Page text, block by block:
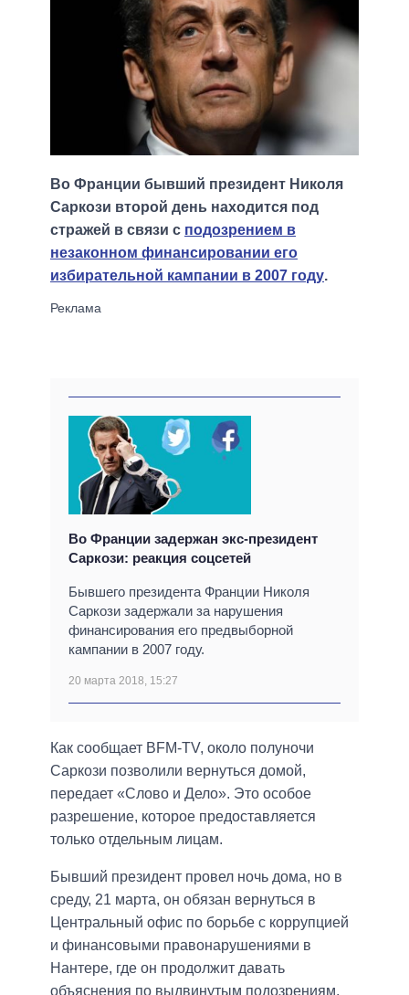
Во Франции бывший президент Николя
Саркози второй день находится под
стражей в связи с подозрением в
незаконном финансировании его
избирательной кампании в 2007 году.
Во Франции задержан экс-президент
Саркози: реакция соцсетей
Бывшего президента Франции Николя
Саркози задержали за нарушения
финансирования его предвыборной
кампании в 2007 году.
20 марта 2018, 15:27
Как сообщает BFM-TV, около полуночи
Саркози позволили вернуться домой,
передает «Слово и Дело». Это особое
разрешение, которое предоставляется
только отдельным лицам.
Бывший президент провел ночь дома, но в
среду, 21 марта, он обязан вернуться в
Центральный офис по борьбе с коррупцией
и финансовыми правонарушениями в
Нантере, где он продолжит давать
объяснения по выдвинутым подозрениям.